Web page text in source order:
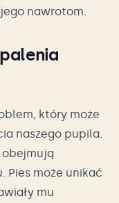
nawrotom.
który może
naszego pupila.
obejmują
Pies może unikać
mu